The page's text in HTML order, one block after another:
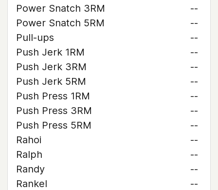
Power Snatch 3RM
--
Power Snatch 5RM
--
Pull-ups
--
Push Jerk 1RM
--
Push Jerk 3RM
--
Push Jerk 5RM
--
Push Press 1RM
--
Push Press 3RM
--
Push Press 5RM
--
Rahoi
--
Ralph
--
Randy
--
Rankel
--